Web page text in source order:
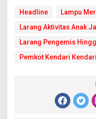
Headline
Lampu
Larang Aktivitas Anak
Larang Pengemis
Pemkot Kendari Kendari